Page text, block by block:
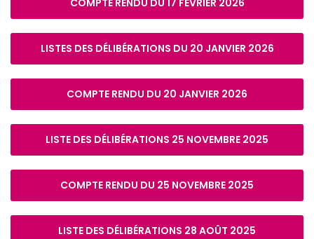
COMPTE RENDU DU 17 FÉVRIER 2026
LISTES DES DÉLIBÉRATIONS DU 20 JANVIER 2026
COMPTE RENDU DU 20 JANVIER 2026
LISTE DES DÉLIBÉRATIONS 25 NOVEMBRE 2025
COMPTE RENDU DU 25 NOVEMBRE 2025
LISTE DES DÉLIBÉRATIONS 28 AOÛT 2025